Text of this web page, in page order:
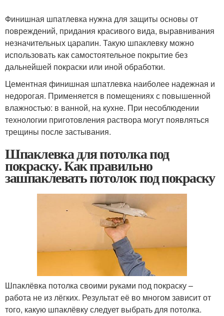
Финишная шпатлевка нужна для защиты основы от
повреждений, придания красивого вида, выравнивания
незначительных царапин. Такую шпаклевку можно
использовать как самостоятельное покрытие без
дальнейшей покраски или иной обработки.
Цементная финишная шпатлевка наиболее надежная и
недорогая. Применяется в помещениях с повышенной
влажностью: в ванной, на кухне. При несоблюдении
технологии приготовления раствора могут появляться
трещины после застывания.
Шпаклевка для потолка под
покраску. Как правильно
зашпаклевать потолок под покраску
Шпаклёвка потолка своими руками под покраску –
работа не из лёгких. Результат её во многом зависит от
того, какую шпаклёвку следует выбрать для потолка.